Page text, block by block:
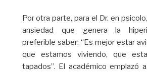
Por otra parte, para el Dr. en
ansiedad que genera la
preferible saber: “Es mejor estar
que estamos viviendo, que
tapados”. El académico emplazó